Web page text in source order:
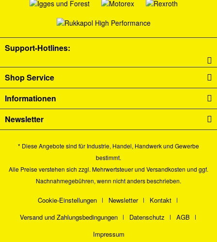
Support-Hotlines:
Shop Service
Informationen
Newsletter
* Diese Angebote sind für Industrie, Handel, Handwerk und Gewerbe
bestimmt.
Alle Preise verstehen sich zzgl. Mehrwertsteuer und Versandkosten und ggf.
Nachnahmegebühren, wenn nicht anders beschrieben.
Cookie-Einstellungen Newsletter
Kontakt
Versand und Zahlungsbedingungen
Datenschutz
AGB
Impressum